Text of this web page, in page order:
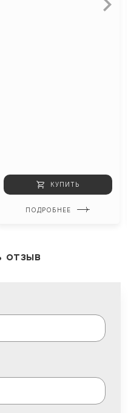
КУПИТЬ
ПОДРОБНЕЕ
отзыв